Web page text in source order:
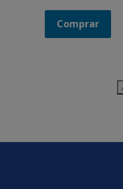
Comprar